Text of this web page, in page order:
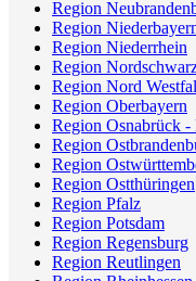
Region
Region
Region Niederrhein
Region
Region Nord
Region Oberbayern
Region Osnabrück
Region
Region
Region Ostthüringen
Region Pfalz
Region Potsdam
Region Regensburg
Region Reutlingen